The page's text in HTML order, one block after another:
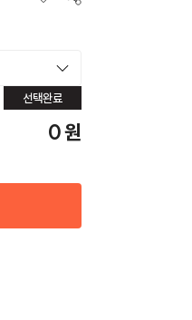
선택완료
0원